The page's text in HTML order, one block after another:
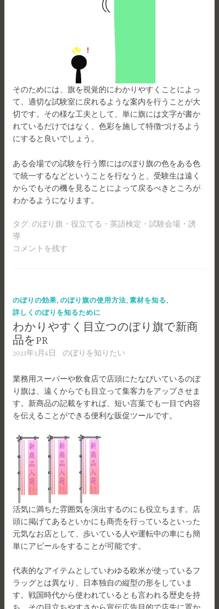
そのためには、旗を視覚的にわかりやすくことによっ
て、適切な試験室に戻れるような案内を行うことが大
切です。その様な工夫として、単に旗には文字が書か
れているだけではなく、色彩を施して特徴づけるよう
にすると良いでしょう。
ある会場での試験を行う際にはのぼり旗の色をある色
で統一するなどということを行なうと、受験生は遠く
からでもその機を見ることによって戻るべきところが
わかるようになります。
タグ:のぼり旗 ・役立てる ・ 英語検定 ・試験会場 ・誘
導
コメントを残す
のぼりの効果,のぼり旗の使用方法,素材を知る,
詳しくのぼりを知るために
わかりやすく目立つのぼり旗で新商
品をPR
2021年1月4日 のぼりを知りたい
業務用スーパーや飲食店で店頭にたなびいているのぼ
り旗は、遠くからでも目立って集客力をアップさせま
す。新商品の記載をすれば、短い言葉でも一目で内容
を伝えることができる便利な販促ツールです。
活気に満ちた雰囲気を演出するのにも役立ちます。店
頭に掲げてあるといかにも商売を行っているといった
元気なお店として、歩いている人や運転中の車にも簡
単にアピールをすることが可能です。
代表的なアイテムとしていわゆる欧米が使っているフ
ラッグとは異なり、日本独自の縦型の形をしていま
す。戦国時代から使われているとも言われる歴史を持